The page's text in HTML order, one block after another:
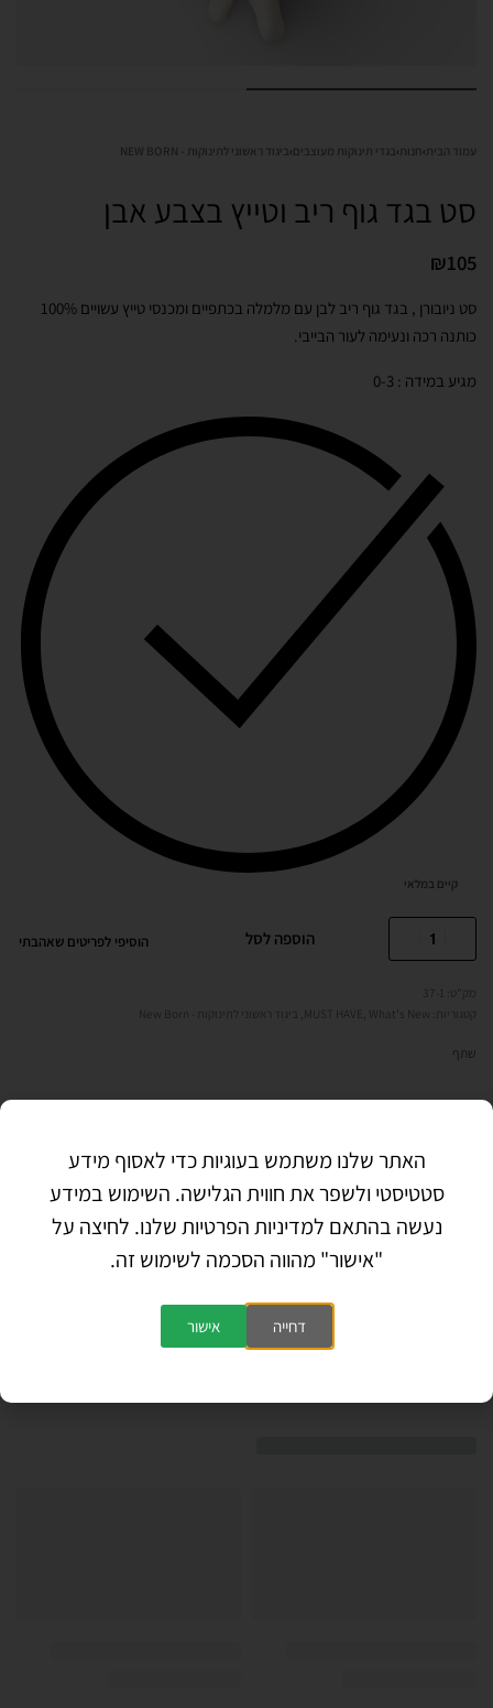
עמוד הבית › חנות ›בגדי תינוקות מעוצבים›ביגוד ראשוני לתינוקות - NEW BORN
סט בגד גוף ריב וטייץ בצבע אבן
₪105
סט ניובורן , בגד גוף ריב לבן עם מלמלה בכתפיים ומכנסי טייץ עשויים 100%
כותנה רכה ונעימה לעור הבייבי.
מגיע במידה : 0-3
קיים במלאי
הוספה לסל הוסיפי לפריטים שאהבתי
37-1
קטגוריות:
MUST HAVE What's New ביגוד ראשוני לתינוקות - New Born
שתף
חוות דעת
האתר שלנו משתמש בעוגיות כדי לאסוף מידע
סטטיסטי ולשפר את חווית הגלישה. השימוש במידע
נעשה בהתאם למדיניות הפרטיות שלנו. לחיצה על
"אישור" מהווה הסכמה לשימוש זה.
דחייה אישור